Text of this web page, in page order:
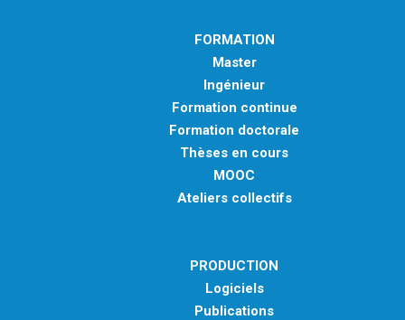
FORMATION
Master
Ingénieur
Formation continue
Formation doctorale
Thèses en cours
MOOC
Ateliers collectifs
PRODUCTION
Logiciels
Publications